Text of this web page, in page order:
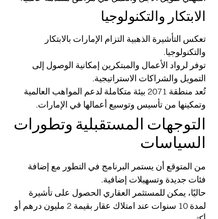
الابتكار والتكنولوجيا
تعكس التأشيرة الذهبية التزام الإمارات بالابتكار
والتكنولوجيا.
توفر لرواد الأعمال والمبتكرين إمكانية الوصول إلى
التمويل والشراكات الاستراتيجية.
تُعد منطقة 2071 بيئة متكاملة لدعم المواهب العالمية
وتمكينها من تأسيس وتوسيع أعمالها في الإمارات.
التوجهات المستقبلية وتطورات
السياسات
من المتوقع أن يستمر البرنامج في التطور مع إضافة
فئات جديدة وتسهيلات إضافية.
حاليًا، يمكن للمستثمر العقاري الحصول على تأشيرة
لمدة 10 سنوات عند امتلاك عقار بقيمة 2 مليون درهم أو